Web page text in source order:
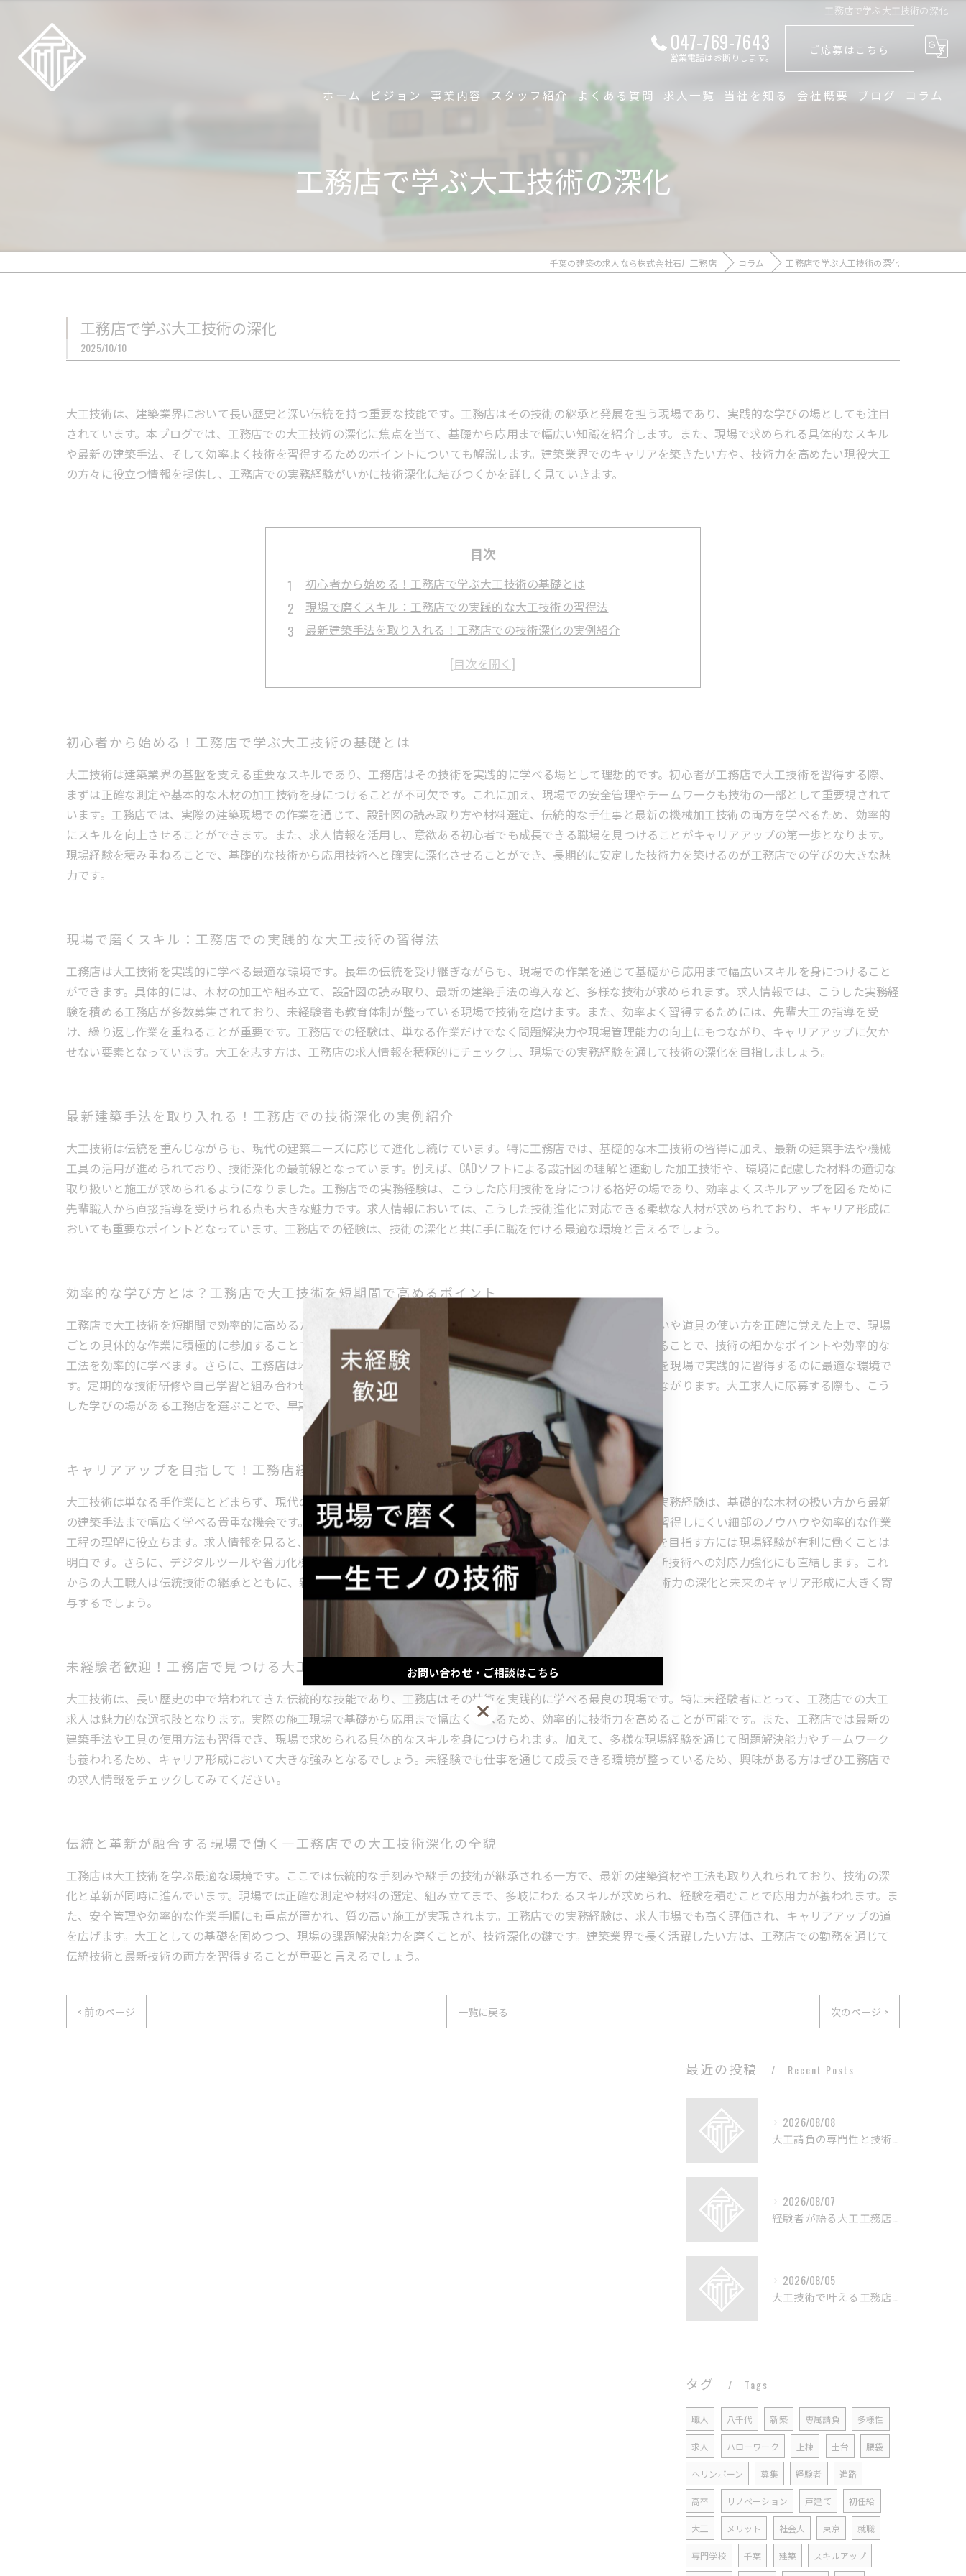
工務店で学ぶ大工技術の深化
047-769-7643
営業電話はお断りします。 ご応募はこちら
ホーム ビジョン 事業内容 スタッフ紹介 よくある質問 求人一覧 当社を知る 会社概要 ブログ コラム
工務店で学ぶ大工技術の深化
千葉の建築の求人なら株式会社石川工務店 コラム 工務店で学ぶ大工技術の深化
工務店で学ぶ大工技術の深化
2025/10/10
大工技術は、建築業界において長い歴史と深い伝統を持つ重要な技能です。工務店はその技術の継承と発展を担う現場であり、実践的な学びの場としても注目
されています。本ブログでは、工務店での大工技術の深化に焦点を当て、基礎から応用まで幅広い知識を紹介します。また、現場で求められる具体的なスキル
や最新の建築手法、そして効率よく技術を習得するためのポイントについても解説します。建築業界でのキャリアを築きたい方や、技術力を高めたい現役大工
の方々に役立つ情報を提供し、工務店での実務経験がいかに技術深化に結びつくかを詳しく見ていきます。
目次
初心者から始める！工務店で学ぶ大工技術の基礎とは
現場で磨くスキル：工務店での実践的な大工技術の習得法
最新建築手法を取り入れる！工務店での技術深化の実例紹介
キャリアアップを目指して！工務店経験が大工技術に与える影響と未来
初心者から始める！工務店で学ぶ大工技術の基礎とは
大工技術は建築業界の基盤を支える重要なスキルであり、工務店はその技術を実践的に学べる場として理想的です。初心者が工務店で大工技術を習得する際、
まずは正確な測定や基本的な木材の加工技術を身につけることが不可欠です。これに加え、現場での安全管理やチームワークも技術の一部として重要視されて
います。工務店では、実際の建築現場での作業を通じて、設計図の読み取り方や材料選定、伝統的な手仕事と最新の機械加工技術の両方を学べるため、効率的
にスキルを向上させることができます。また、求人情報を活用し、意欲ある初心者でも成長できる職場を見つけることがキャリアアップの第一歩となります。
現場経験を積み重ねることで、基礎的な技術から応用技術へと確実に深化させることができ、長期的に安定した技術力を築けるのが工務店での学びの大きな魅
力です。
現場で磨くスキル：工務店での実践的な大工技術の習得法
工務店は大工技術を実践的に学べる最適な環境です。長年の伝統を受け継ぎながらも、現場での作業を通じて基礎から応用まで幅広いスキルを身につけること
ができます。具体的には、木材の加工や組み立て、設計図の読み取り、最新の建築手法の導入など、多様な技術が求められます。求人情報では、こうした実務経
験を積める工務店が多数募集されており、未経験者も教育体制が整っている現場で技術を磨けます。また、効率よく習得するためには、先輩大工の指導を受
け、繰り返し作業を重ねることが重要です。工務店での経験は、単なる作業だけでなく問題解決力や現場管理能力の向上にもつながり、キャリアアップに欠か
せない要素となっています。大工を志す方は、工務店の求人情報を積極的にチェックし、現場での実務経験を通して技術の深化を目指しましょう。
最新建築手法を取り入れる！工務店での技術深化の実例紹介
大工技術は伝統を重んじながらも、現代の建築ニーズに応じて進化し続けています。特に工務店では、基礎的な木工技術の習得に加え、最新の建築手法や機械
工具の活用が進められており、技術深化の最前線となっています。例えば、CADソフトによる設計図の理解と連動した加工技術や、環境に配慮した材料の適切な
取り扱いと施工が求められるようになりました。工務店での実務経験は、こうした応用技術を身につける格好の場であり、効率よくスキルアップを図るために
先輩職人から直接指導を受けられる点も大きな魅力です。求人情報においては、こうした技術進化に対応できる柔軟な人材が求められており、キャリア形成に
おいても重要なポイントとなっています。工務店での経験は、技術の深化と共に手に職を付ける最適な環境と言えるでしょう。
効率的な学び方とは？工務店で大工技術を短期間で高めるポイント
工務店で大工技術を短期間で効率的に高めるためには、実践を重ねることが最も重要です。基礎的な木材の取り扱いや道具の使い方を正確に覚えた上で、現場
ごとの具体的な作業に積極的に参加することで応用力が養われます。また、上司や先輩大工からの直接指導を受けることで、技術の細かなポイントや効率的な
工法を効率的に学べます。さらに、工務店は地域特有の建築様式や最新の工法も取り入れているため、新しい知識を現場で実践的に習得するのに最適な環境で
す。定期的な技術研修や自己学習と組み合わせ、現場での経験を最大限に活かすことが、短期間での技術深化につながります。大工求人に応募する際も、こう
した学びの場がある工務店を選ぶことで、早期キャリア形成が可能です。
キャリアアップを目指して！工務店経験が大工技術に与える影響と未来
大工技術は単なる手作業にとどまらず、現代の建築現場では高度な知識と応用力が求められています。工務店での実務経験は、基礎的な木材の扱い方から最新
の建築手法まで幅広く学べる貴重な機会です。特に、現場での実践を通じて得られる技術は、書籍や座学だけでは習得しにくい細部のノウハウや効率的な作業
工程の理解に役立ちます。求人情報を見ると、多くの工務店が即戦力としての大工を求めており、キャリアアップを目指す方には現場経験が有利に働くことは
明白です。さらに、デジタルツールや省力化機器の導入により、大工の仕事は進化しており、工務店での経験は最新技術への対応力強化にも直結します。これ
からの大工職人は伝統技術の継承とともに、新しい技術の習得も欠かせません。工務店での経験を積むことが、技術力の深化と未来のキャリア形成に大きく寄
与するでしょう。
未経験者歓迎！工務店で見つける大工求人の魅力と働き方
大工技術は、長い歴史の中で培われてきた伝統的な技能であり、工務店はその技術を実践的に学べる最良の現場です。特に未経験者にとって、工務店での大工
求人は魅力的な選択肢となります。実際の施工現場で基礎から応用まで幅広く学べるため、効率的に技術力を高めることが可能です。また、工務店では最新の
建築手法や工具の使用方法も習得でき、現場で求められる具体的なスキルを身につけられます。加えて、多様な現場経験を通じて問題解決能力やチームワーク
も養われるため、キャリア形成において大きな強みとなるでしょう。未経験でも仕事を通じて成長できる環境が整っているため、興味がある方はぜひ工務店で
の求人情報をチェックしてみてください。
伝統と革新が融合する現場で働く―工務店での大工技術深化の全貌
工務店は大工技術を学ぶ最適な環境です。ここでは伝統的な手刻みや継手の技術が継承される一方で、最新の建築資材や工法も取り入れられており、技術の深
化と革新が同時に進んでいます。現場では正確な測定や材料の選定、組み立てまで、多岐にわたるスキルが求められ、経験を積むことで応用力が養われます。ま
た、安全管理や効率的な作業手順にも重点が置かれ、質の高い施工が実現されます。工務店での実務経験は、求人市場でも高く評価され、キャリアアップの道
を広げます。大工としての基礎を固めつつ、現場の課題解決能力を磨くことが、技術深化の鍵です。建築業界で長く活躍したい方は、工務店での勤務を通じて
伝統技術と最新技術の両方を習得することが重要と言えるでしょう。
< 前のページ 一覧に戻る 次のページ >
最近の投稿 Recent Posts
2026/08/08
2026/08/07
2026/08/05
タグ Tags
職人 八千代 新築 専属請負 多様性
求人 ハローワーク 上棟 土台 腰袋
ヘリンボーン 募集 経験者 進路
高卒 リノベーション 戸建て 初任給
大工 メリット 社会人 東京 就職
専門学校 千葉 建築 スキルアップ
お問い合わせ・ご相談はこちら
お問い合わせ・ご相談はこちら